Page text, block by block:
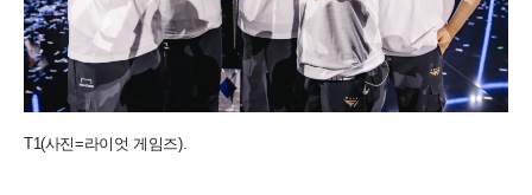
T1(사진=라이엇 게임즈).